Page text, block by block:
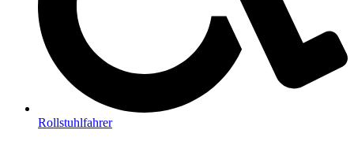
Rollstuhlfahrer